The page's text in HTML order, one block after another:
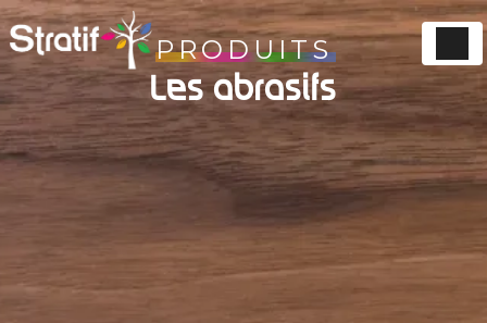
PRODUITS
Les abrasifs
Panneau de gestion des cookies